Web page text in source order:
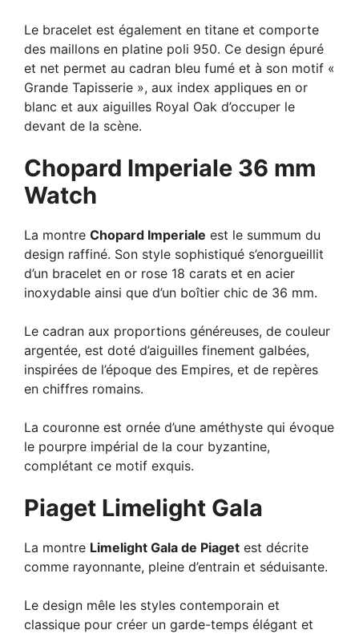
Le bracelet est également en titane et comporte
des maillons en platine poli 950. Ce design épuré
et net permet au cadran bleu fumé et à son motif «
Grande Tapisserie », aux index appliques en or
blanc et aux aiguilles Royal Oak d’occuper le
devant de la scène.
Chopard Imperiale 36 mm
Watch
La montre Chopard Imperiale est le summum du
design raffiné. Son style sophistiqué s’enorgueillit
d’un bracelet en or rose 18 carats et en acier
inoxydable ainsi que d’un boîtier chic de 36 mm.
Le cadran aux proportions généreuses, de couleur
argentée, est doté d’aiguilles finement galbées,
inspirées de l’époque des Empires, et de repères
en chiffres romains.
La couronne est ornée d’une améthyste qui évoque
le pourpre impérial de la cour byzantine,
complétant ce motif exquis.
Piaget Limelight Gala
La montre Limelight Gala de Piaget est décrite
comme rayonnante, pleine d’entrain et séduisante.
Le design mêle les styles contemporain et
classique pour créer un garde-temps élégant et